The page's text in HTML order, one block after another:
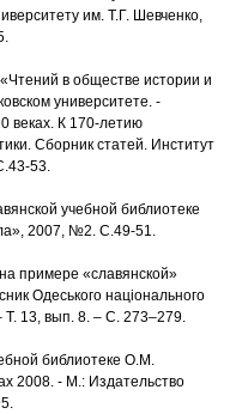
им. Т.Г. Шевченко,
в обществе истории и
университете. -
веках. К 170-летию
Сборник статей. Институт
53.
учебной библиотеке
2007, №2. С.49-51.
примере «славянской»
Одеського нацiонального
Т. 13, вып. 8. – С. 273–279.
библиотеке О.М.
2008. - М.: Издательство